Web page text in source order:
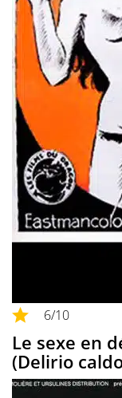
6/10
Le sexe en
(Delirio